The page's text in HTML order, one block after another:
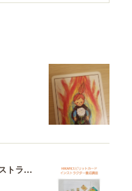
HIKARIスピリットカードインストラクター養成講座♪